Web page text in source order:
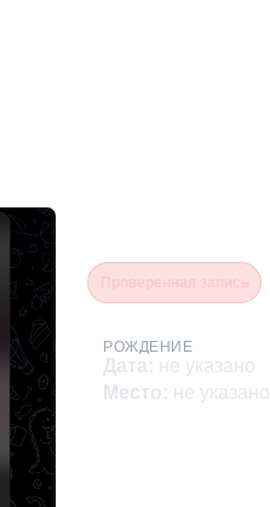
РОЖДЕНИЕ
Дата: не указано
Место: не указано